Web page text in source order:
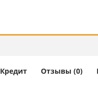
Кредит Отзывы (0)